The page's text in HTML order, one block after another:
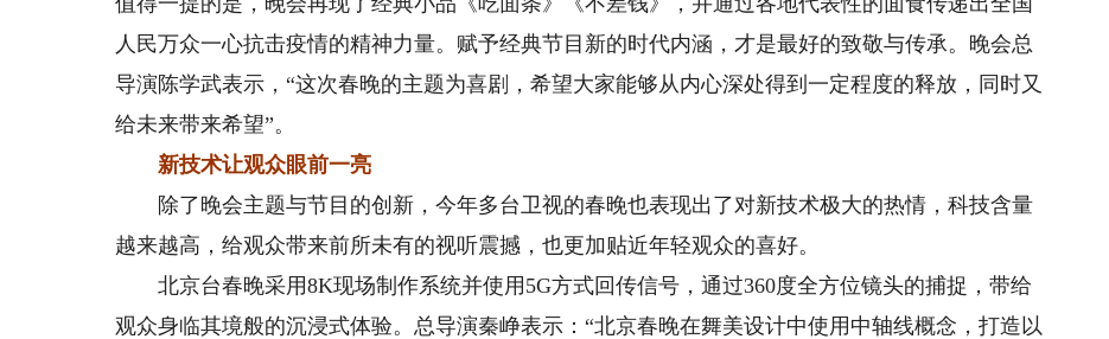
人民万众一心抗击疫情的精神力量。赋予经典节目新的时代内涵，才是最好的致敬与传承。晚会总
导演陈学武表示，“这次春晚的主题为喜剧，希望大家能够从内心深处得到一定程度的释放，同时又
给未来带来希望”。
新技术让观众眼前一亮
除了晚会主题与节目的创新，今年多台卫视的春晚也表现出了对新技术极大的热情，科技含量
越来越高，给观众带来前所未有的视听震撼，也更加贴近年轻观众的喜好。
北京台春晚采用8K现场制作系统并使用5G方式回传信号，通过360度全方位镜头的捕捉，带给
观众身临其境般的沉浸式体验。总导演秦峥表示：“北京春晚在舞美设计中使用中轴线概念，打造以